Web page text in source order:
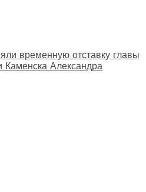
временную отставку главы
Каменска Александра